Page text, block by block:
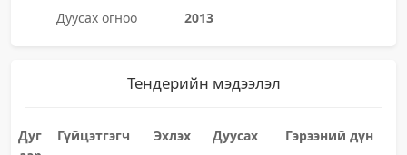
Дуусах огноо
2013
Тендерийн мэдээлэл
Дуг
Гүйцэтгэгч Эхлэх Дуусах Гэрээний дүн